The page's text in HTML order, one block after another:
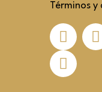
Términos y